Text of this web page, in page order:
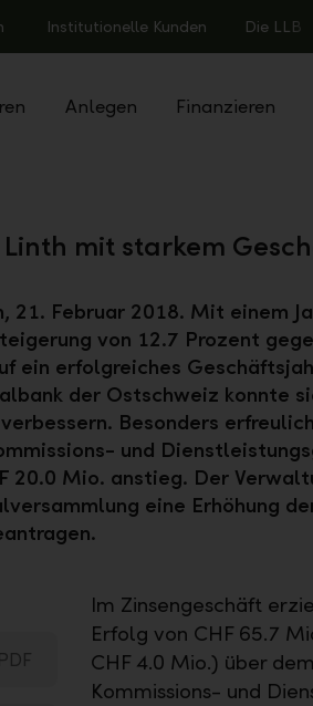
Institutionelle Kunden Die LLB
Anlegen Finanzieren
Linth mit starkem
21. Februar 2018. Mit einem
von 12.7 Prozent
ein erfolgreiches
der Ostschweiz konnte
Besonders
und
20.0 Mio. anstieg. Der
eine Erhöhung
PDF
Im Zinsengeschäft
Erfolg von CHF 65.7
CHF 4.0 Mio.) über
Kommissions- und